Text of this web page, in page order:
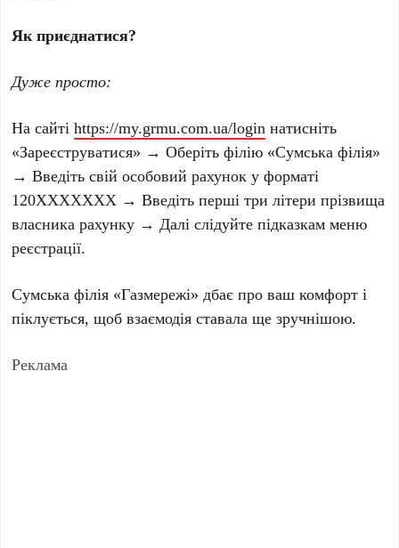
Як приєднатися?
Дуже просто:
На сайтіhttps://my.grmu.com.ua/login натисніть
«Зареєструватися» → Оберіть філію «Сумська філія»
→ Введіть свій особовий рахунок у форматі
120XXXXXXX → Введіть перші три літери прізвища
власника рахунку → Далі слідуйте підказкам меню
реєстрації.
Сумська філія «Газмережі» дбає про ваш комфорт і
піклується, щоб взаємодія ставала ще зручнішою.
Реклама